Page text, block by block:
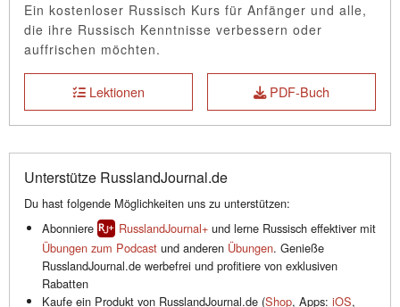
Ein kostenloser Russisch Kurs für Anfänger und alle,
die ihre Russisch Kenntnisse verbessern oder
auffrischen möchten.
Lektionen PDF-Buch
Unterstütze RusslandJournal.de
Du hast folgende Möglichkeiten uns zu unterstützen:
Abonniere
RusslandJournal+ und lerne Russisch effektiver mit
Übungen zum Podcast und anderen Übungen. Genieße
RusslandJournal.de werbefrei und profitiere von exklusiven
Rabatten
Kaufe ein Produkt von RusslandJournal.de (Shop, Apps: iOS,